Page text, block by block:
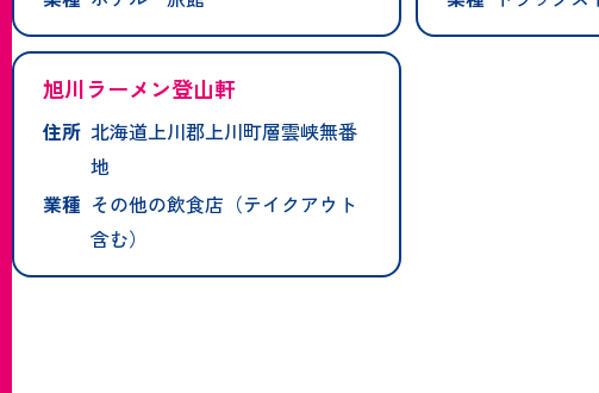
旭川ラーメン登山軒
住所 北海道上川郡上川町層雲峡無番
地
業種 その他の飲食店（テイクアウト
含む）